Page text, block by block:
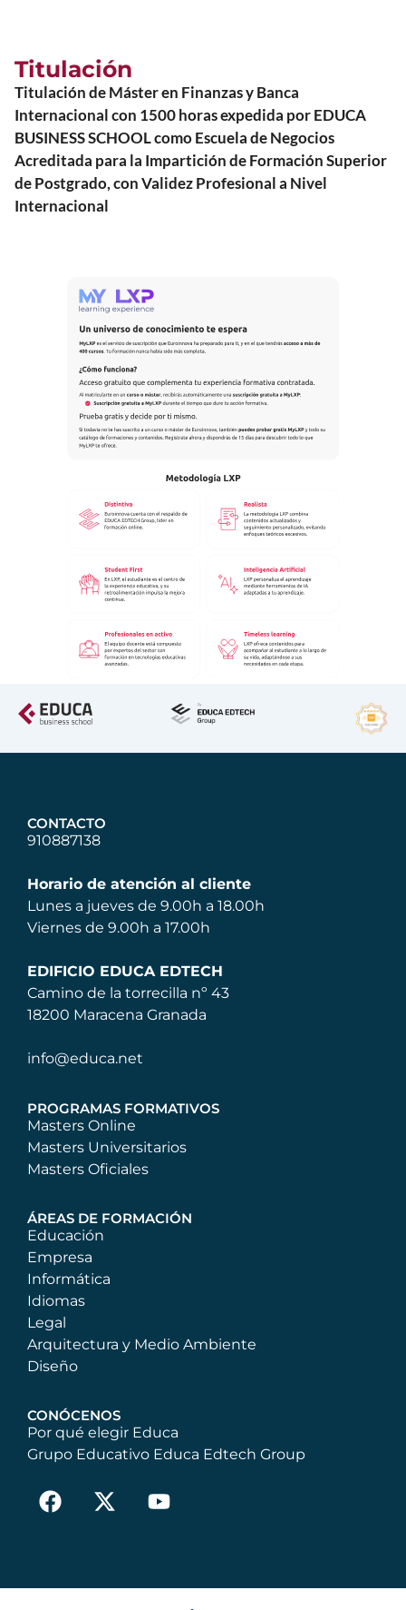
Titulación
Titulación de Máster en Finanzas y Banca
Internacional con 1500 horas expedida por EDUCA
BUSINESS SCHOOL como Escuela de Negocios
Acreditada para la Impartición de Formación Superior
de Postgrado, con Validez Profesional a Nivel
Internacional
CONTACTO
910887138
Horario de atención al cliente
Lunes a jueves de 9.00h a 18.00h
Viernes de 9.00h a 17.00h
EDIFICIO EDUCA EDTECH
Camino de la torrecilla nº 43
18200 Maracena Granada
info@educa.net
PROGRAMAS FORMATIVOS
Masters Online
Masters Universitarios
Masters Oficiales
ÁREAS DE FORMACIÓN
Educación
Empresa
Informática
Idiomas
Legal
Arquitectura y Medio Ambiente
Diseño
CONÓCENOS
Por qué elegir Educa
Grupo Educativo Educa Edtech Group